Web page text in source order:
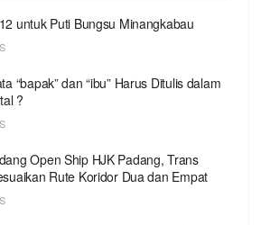
untuk Puti Bungsu Minangkabau
“bapak” dan “ibu” Harus Ditulis dalam
?
Open Ship HJK Padang, Trans
Rute Koridor Dua dan Empat